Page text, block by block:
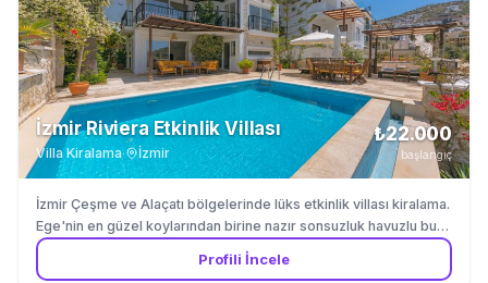
İzmir Riviera Etkinlik Villası
Villa Kiralama· İzmir
₺22.000
başlangıç
İzmir Çeşme ve Alaçatı bölgelerinde lüks etkinlik villası kiralama.
Ege'nin en güzel koylarından birine nazır sonsuzluk havuzlu bu
özel villa; düğün villası, nişan, kurumsal etkinlik ve doğum günü
parti villası organizasyonları için idealdir. Maksimum 70 kişi
Profili İncele